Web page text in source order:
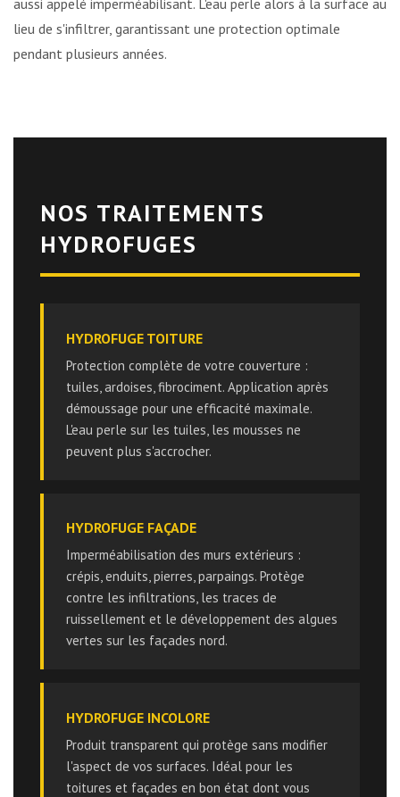
aussi appelé imperméabilisant. L'eau perle alors à la surface au
lieu de s'infiltrer, garantissant une protection optimale
pendant plusieurs années.
NOS TRAITEMENTS
HYDROFUGES
HYDROFUGE TOITURE
Protection complète de votre couverture :
tuiles, ardoises, fibrociment. Application après
démoussage pour une efficacité maximale.
L'eau perle sur les tuiles, les mousses ne
peuvent plus s'accrocher.
HYDROFUGE FAÇADE
Imperméabilisation des murs extérieurs :
crépis, enduits, pierres, parpaings. Protège
contre les infiltrations, les traces de
ruissellement et le développement des algues
vertes sur les façades nord.
HYDROFUGE INCOLORE
Produit transparent qui protège sans modifier
l'aspect de vos surfaces. Idéal pour les
toitures et façades en bon état dont vous